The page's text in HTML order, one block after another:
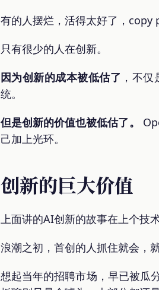
有的人摆烂，活得太好了，copy
只有很少的人在创新。
因为创新的成本被低估了 ，不
统。
但是创新的价值也被低估了。
己加上光环。
创新的巨大价值
上面讲的AI创新的故事在上个技
浪潮之初，首创的人抓住就会，就
想起当年的招聘市场，早已被瓜